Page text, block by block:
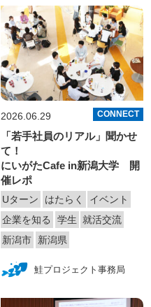
2026.06.29 CONNECT
「若手社員のリアル」聞かせ
て！
にいがたCafe in新潟大学 開
催レポ
Uターン はたらく
イベント
企業を知る
学生 就活交流
新潟市
新潟県
鮭プロジェクト事務局